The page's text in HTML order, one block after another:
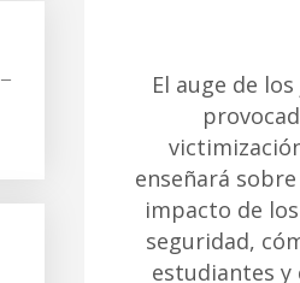
El auge de
enseñará
impacto de
seguridad,
estudiantes y